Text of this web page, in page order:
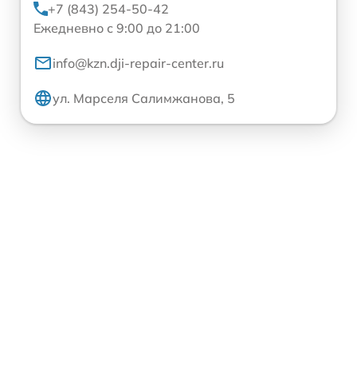
+7 (843) 254-50-42
Ежедневно с 9:00 до 21:00
info@kzn.dji-repair-center.ru
ул. Марселя Салимжанова, 5